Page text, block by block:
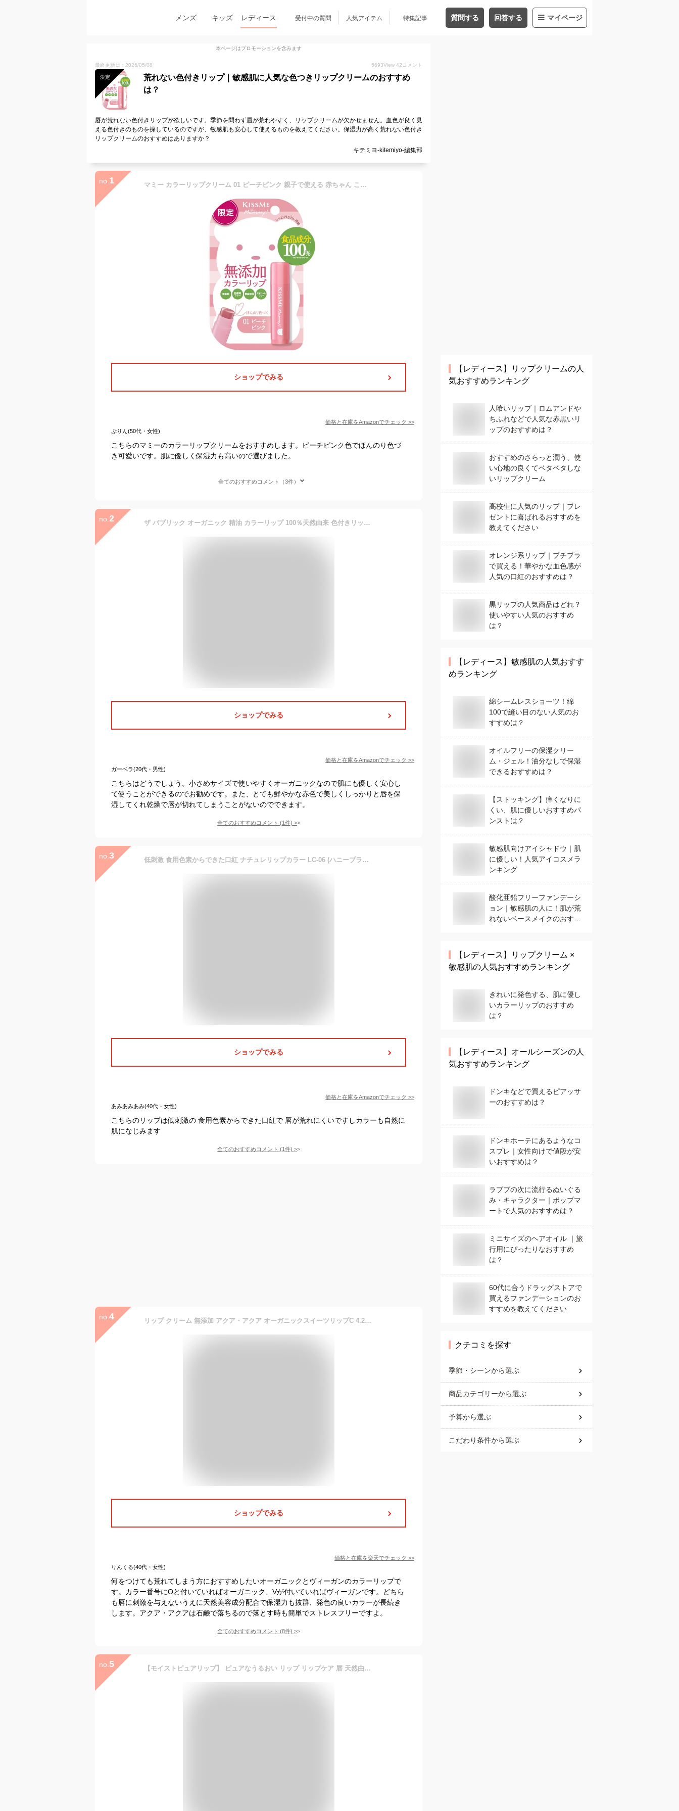
メンズ キッズ レディース 受付中の質問 人気アイテム 特集記事 質問する 回答する マイページ
本ページはプロモーションを含みます
最終更新日：2026/05/08 5693View 42 コメント
決定
荒れない色付きリップ｜敏感肌に人気な色つきリップクリームのおすすめ
は？
唇が荒れない色付きリップが欲しいです。季節を問わず唇が荒れやすく、リップクリームが欠かせません。血色が良く見
える色付きのものを探しているのですが、敏感肌も安心して使えるものを教えてください。保湿力が高く荒れない色付き
リップクリームのおすすめはありますか？
キテミヨ-kitemiyo-編集部
no. 1 マミー カラーリップクリーム 01 ピーチピンク 親子で使える 赤ちゃん こども用 敏感肌用
ショップでみる
価格と在庫をAmazonでチェック >>
ぷりん(50代・女性)
こちらのマミーのカラーリップクリームをおすすめします。ピーチピンク色でほんのり色づ
き可愛いです。肌に優しく保湿力も高いので選びました。
全てのおすすめコメント（3件）
no. 2 ザ パブリック オーガニック 精油 カラーリップ 100％天然由来 色付きリップ リップクリーム 日本製 3.5g (アンバーべージュ)
ショップでみる
価格と在庫をAmazonでチェック >>
ガーベラ(20代・男性)
こちらはどうでしょう。小さめサイズで使いやすくオーガニックなので肌にも優しく安心し
て使うことができるのでお勧めです。また、とても鮮やかな赤色で美しくしっかりと唇を保
湿してくれ乾燥で唇が切れてしまうことがないのでできます。
全てのおすすめコメント (1件) >
no. 3 低刺激 食用色素からできた口紅 ナチュレリップカラー LC-06 (ハニーブラウン) 全５色
ショップでみる
価格と在庫をAmazonでチェック >>
あみあみあみ(40代・女性)
こちらのリップは低刺激の 食用色素からできた口紅で 唇が荒れにくいですしカラーも自然に
肌になじみます
全てのおすすめコメント (1件) >
no. 4 リップ クリーム 無添加 アクア・アクア オーガニックスイーツリップC 4.2g カラー 口紅 オーガニック 正規品 カラーリップクリーム スキンケア AQUA AQUA ノンケミカル カラーリップ アクアアクア
ショップでみる
価格と在庫を楽天でチェック >>
りんくる(40代・女性)
何をつけても荒れてしまう方におすすめしたいオーガニックとヴィーガンのカラーリップで
す。カラー番号にOと付いていればオーガニック、Vが付いていればヴィーガンです。どちら
も唇に刺激を与えないうえに天然美容成分配合で保湿力も抜群、発色の良いカラーが長続き
します。アクア・アクアは石鹸で落ちるので落とす時も簡単でストレスフリーですよ。
全てのおすすめコメント (8件) >
no. 5 【モイストピュアリップ】 ピュアなうるおい リップ リップケア 唇 天然由来 保湿 透明感 ハリ ほんのりピンク 口紅下地 色付きリップ ぷるぷる 潤い つや カラーリップ 皮むけ カサカサ 荒れ 縦ジワ カサつき リップクリーム 敏感肌 リップトリートメント すっぴんパワー
【レディース】 リップクリームの人
気おすすめランキング
人喰いリップ｜ロムアンドや
ちふれなどで人気な赤黒いリ
ップのおすすめは？
おすすめのさらっと潤う、使
い心地の良くてベタベタしな
いリップクリーム
高校生に人気のリップ｜プレ
ゼントに喜ばれるおすすめを
教えてください
オレンジ系リップ｜プチプラ
で買える！華やかな血色感が
人気の口紅のおすすめは？
黒リップの人気商品はどれ？
使いやすい人気のおすすめ
は？
【レディース】 敏感肌の人気おすす
めランキング
綿シームレスショーツ！綿
100で縫い目のない人気のお
すすめは？
オイルフリーの保湿クリー
ム・ジェル！油分なしで保湿
できるおすすめは？
【ストッキング】痒くなりに
くい、肌に優しいおすすめパ
ンストは？
敏感肌向けアイシャドウ｜肌
に優しい！人気アイコスメラ
ンキング
酸化亜鉛フリーファンデーシ
ョン｜敏感肌の人に！肌が荒
れないベースメイクのおすす
【レディース】
リップクリーム ×
敏感肌の人気おすすめランキング
きれいに発色する、肌に優し
いカラーリップのおすすめ
は？
【レディース】 オールシーズンの人
気おすすめランキング
ドンキなどで買えるピアッサ
ーのおすすめは？
ドンキホーテにあるようなコ
スプレ｜女性向けで値段が安
いおすすめは？
ラブブの次に流行るぬいぐる
み・キャラクター｜ポップマ
ートで人気のおすすめは？
ミニサイズのヘアオイル ｜旅
行用にぴったりなおすすめ
は？
60代に合うドラッグストアで
買えるファンデーションのお
すすめを教えてください
クチコミを探す
季節・シーンから選ぶ
商品カテゴリーから選ぶ
予算から選ぶ
こだわり条件から選ぶ